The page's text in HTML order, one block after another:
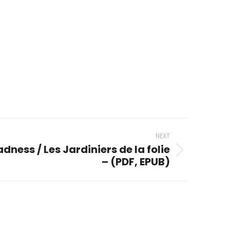
NEXT
/ Les Jardiniers de la folie
– (PDF, EPUB)